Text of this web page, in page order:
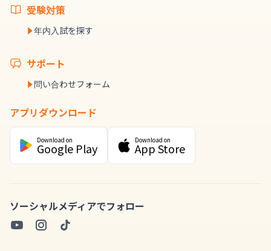
受験対策
年内入試を探す
サポート
問い合わせフォーム
アプリダウンロード
Download on
Google Play
Download on
App Store
ソーシャルメディアでフォロー